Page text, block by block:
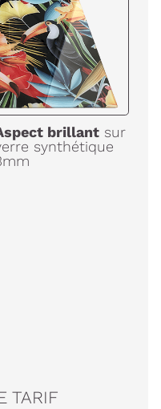
brillant sur
synthétique
TARIF